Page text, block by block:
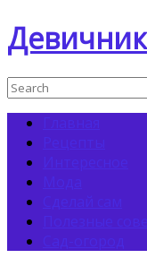
Девичник